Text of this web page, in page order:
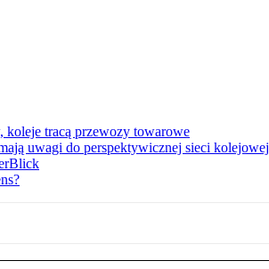
koleje tracą przewozy towarowe
uwagi do perspektywicznej sieci kolejowej